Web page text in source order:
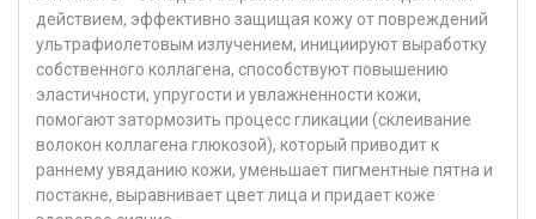
действием, эффективно защищая кожу от повреждений
ультрафиолетовым излучением, инициируют выработку
собственного коллагена, способствуют повышению
эластичности, упругости и увлажненности кожи,
помогают затормозить процесс гликации (склеивание
волокон коллагена глюкозой), который приводит к
раннему увяданию кожи, уменьшает пигментные пятна и
постакне, выравнивает цвет лица и придает коже